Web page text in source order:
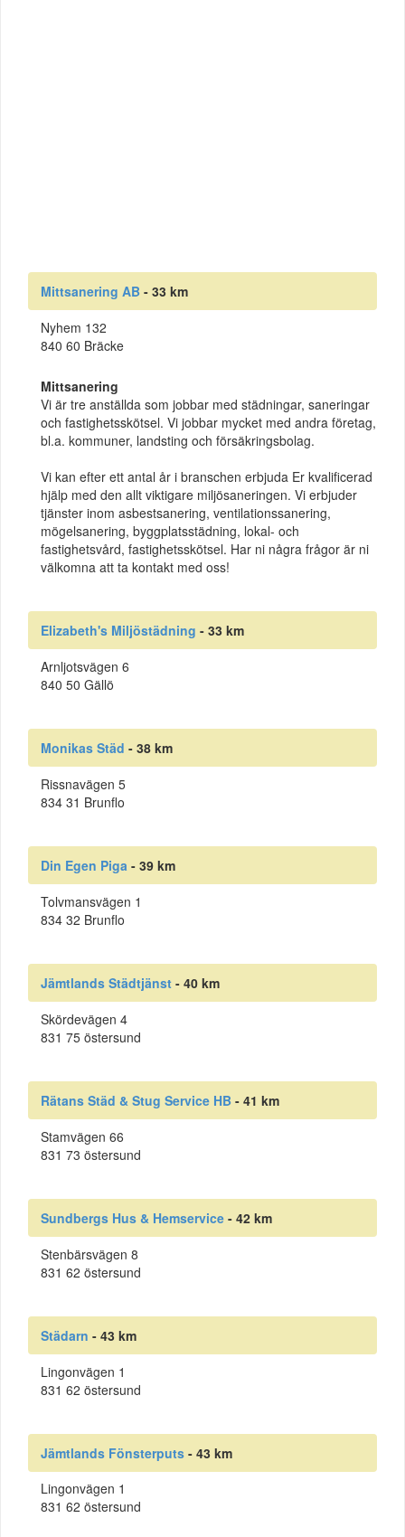
Mittsanering AB - 33 km
Nyhem 132
840 60 Bräcke
Mittsanering
Vi är tre anställda som jobbar med städningar, saneringar
och fastighetsskötsel. Vi jobbar mycket med andra företag,
bl.a. kommuner, landsting och försäkringsbolag.
Vi kan efter ett antal år i branschen erbjuda Er kvalificerad
hjälp med den allt viktigare miljösaneringen. Vi erbjuder
tjänster inom asbestsanering, ventilationssanering,
mögelsanering, byggplatsstädning, lokal- och
fastighetsvård, fastighetsskötsel. Har ni några frågor är ni
välkomna att ta kontakt med oss!
Elizabeth's Miljöstädning - 33 km
Arnljotsvägen 6
840 50 Gällö
Monikas Städ - 38 km
Rissnavägen 5
834 31 Brunflo
Din Egen Piga - 39 km
Tolvmansvägen 1
834 32 Brunflo
Jämtlands Städtjänst - 40 km
Skördevägen 4
831 75 östersund
Rätans Städ & Stug Service HB - 41 km
Stamvägen 66
831 73 östersund
Sundbergs Hus & Hemservice - 42 km
Stenbärsvägen 8
831 62 östersund
Städarn - 43 km
Lingonvägen 1
831 62 östersund
Jämtlands Fönsterputs - 43 km
Lingonvägen 1
831 62 östersund